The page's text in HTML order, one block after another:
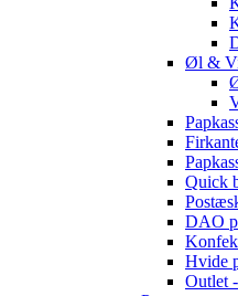
Øl &
Quick
DAO
Hvide
Outlet